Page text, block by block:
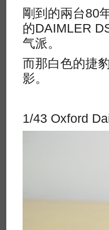
剛到的兩台80
的DAIMLER
气派。
而那白色的捷
影。
1/43 Oxford